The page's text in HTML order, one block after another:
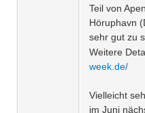
Teil von
Höruphavn
sehr gut zu
Weitere
week.de/
Vielleicht
im Juni